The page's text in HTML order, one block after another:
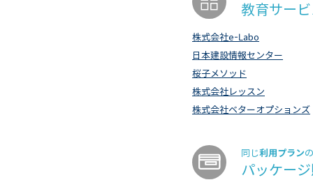
教育サー
株式会社e-Labo
日本建設情報センター
桜子メソッド
株式会社レッスン
株式会社ベターオプションズ
同じ利用プラン
パッケー